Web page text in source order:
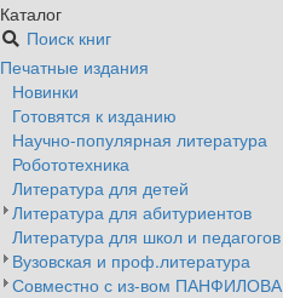
Каталог
Поиск книг
Печатные издания
Новинки
Готовятся к изданию
Научно-популярная литература
Робототехника
Литература для детей
Литература для абитуриентов
Литература для школ и педагогов
Вузовская и проф.литература
Совместно с из-вом ПАНФИЛОВА